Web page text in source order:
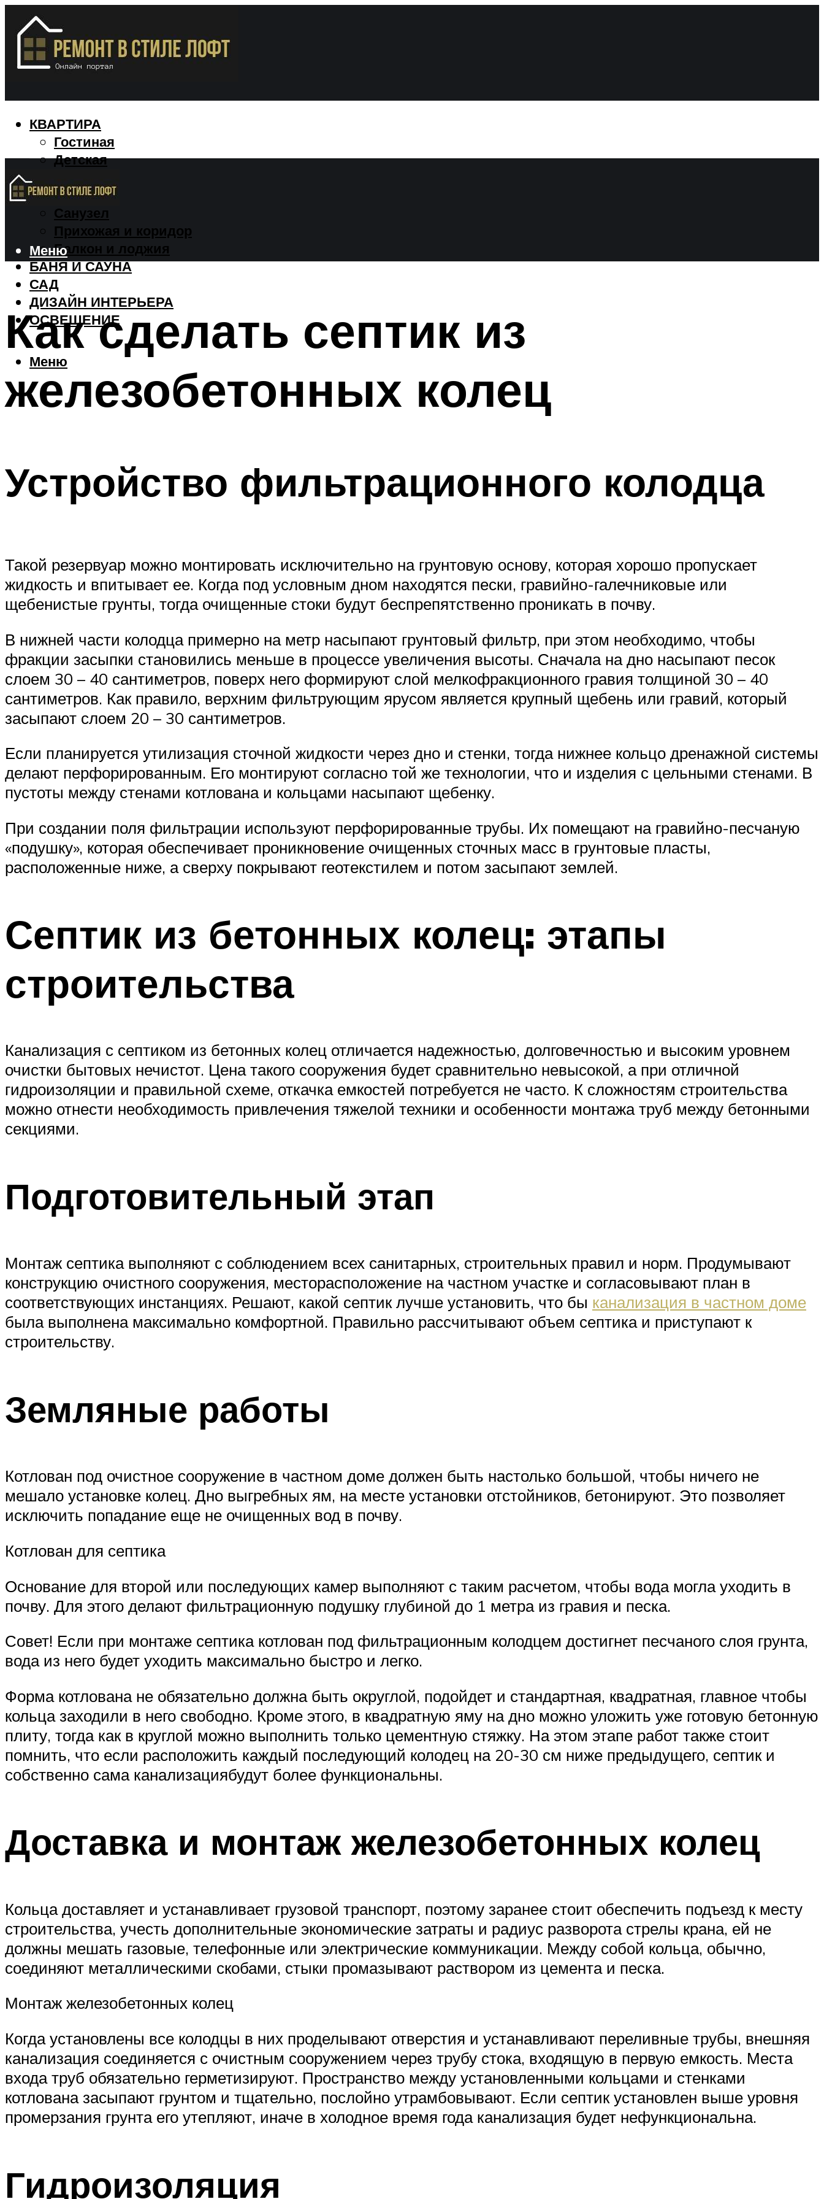
КВАРТИРА
Гостиная
Детская
Спальня
Санузел
Прихожая и коридор
Балкон и лоджия
БАНЯ И САУНА
САД
ДИЗАЙН ИНТЕРЬЕРА
ОСВЕЩЕНИЕ
Меню
Меню
Как сделать септик из
железобетонных колец
Устройство фильтрационного колодца
Такой резервуар можно монтировать исключительно на грунтовую основу, которая хорошо пропускает
жидкость и впитывает ее. Когда под условным дном находятся пески, гравийно-галечниковые или
щебенистые грунты, тогда очищенные стоки будут беспрепятственно проникать в почву.
В нижней части колодца примерно на метр насыпают грунтовый фильтр, при этом необходимо, чтобы
фракции засыпки становились меньше в процессе увеличения высоты. Сначала на дно насыпают песок
слоем 30 – 40 сантиметров, поверх него формируют слой мелкофракционного гравия толщиной 30 – 40
сантиметров. Как правило, верхним фильтрующим ярусом является крупный щебень или гравий, который
засыпают слоем 20 – 30 сантиметров.
Если планируется утилизация сточной жидкости через дно и стенки, тогда нижнее кольцо дренажной системы
делают перфорированным. Его монтируют согласно той же технологии, что и изделия с цельными стенами. В
пустоты между стенами котлована и кольцами насыпают щебенку.
При создании поля фильтрации используют перфорированные трубы. Их помещают на гравийно-песчаную
«подушку», которая обеспечивает проникновение очищенных сточных масс в грунтовые пласты,
расположенные ниже, а сверху покрывают геотекстилем и потом засыпают землей.
Септик из бетонных колец: этапы
строительства
Канализация с септиком из бетонных колец отличается надежностью, долговечностью и высоким уровнем
очистки бытовых нечистот. Цена такого сооружения будет сравнительно невысокой, а при отличной
гидроизоляции и правильной схеме, откачка емкостей потребуется не часто. К сложностям строительства
можно отнести необходимость привлечения тяжелой техники и особенности монтажа труб между бетонными
секциями.
Подготовительный этап
Монтаж септика выполняют с соблюдением всех санитарных, строительных правил и норм. Продумывают
конструкцию очистного сооружения, месторасположение на частном участке и согласовывают план в
соответствующих инстанциях. Решают, какой септик лучше установить, что бы канализация в частном доме
была выполнена максимально комфортной. Правильно рассчитывают объем септика и приступают к
строительству.
Земляные работы
Котлован под очистное сооружение в частном доме должен быть настолько большой, чтобы ничего не
мешало установке колец. Дно выгребных ям, на месте установки отстойников, бетонируют. Это позволяет
исключить попадание еще не очищенных вод в почву.
Котлован для септика
Основание для второй или последующих камер выполняют с таким расчетом, чтобы вода могла уходить в
почву. Для этого делают фильтрационную подушку глубиной до 1 метра из гравия и песка.
Совет! Если при монтаже септика котлован под фильтрационным колодцем достигнет песчаного слоя грунта,
вода из него будет уходить максимально быстро и легко.
Форма котлована не обязательно должна быть округлой, подойдет и стандартная, квадратная, главное чтобы
кольца заходили в него свободно. Кроме этого, в квадратную яму на дно можно уложить уже готовую бетонную
плиту, тогда как в круглой можно выполнить только цементную стяжку. На этом этапе работ также стоит
помнить, что если расположить каждый последующий колодец на 20-30 см ниже предыдущего, септик и
собственно сама канализациябудут более функциональны.
Доставка и монтаж железобетонных колец
Кольца доставляет и устанавливает грузовой транспорт, поэтому заранее стоит обеспечить подъезд к месту
строительства, учесть дополнительные экономические затраты и радиус разворота стрелы крана, ей не
должны мешать газовые, телефонные или электрические коммуникации. Между собой кольца, обычно,
соединяют металлическими скобами, стыки промазывают раствором из цемента и песка.
Монтаж железобетонных колец
Когда установлены все колодцы в них проделывают отверстия и устанавливают переливные трубы, внешняя
канализация соединяется с очистным сооружением через трубу стока, входящую в первую емкость. Места
входа труб обязательно герметизируют. Пространство между установленными кольцами и стенками
котлована засыпают грунтом и тщательно, послойно утрамбовывают. Если септик установлен выше уровня
промерзания грунта его утепляют, иначе в холодное время года канализация будет нефункциональна.
Гидроизоляция